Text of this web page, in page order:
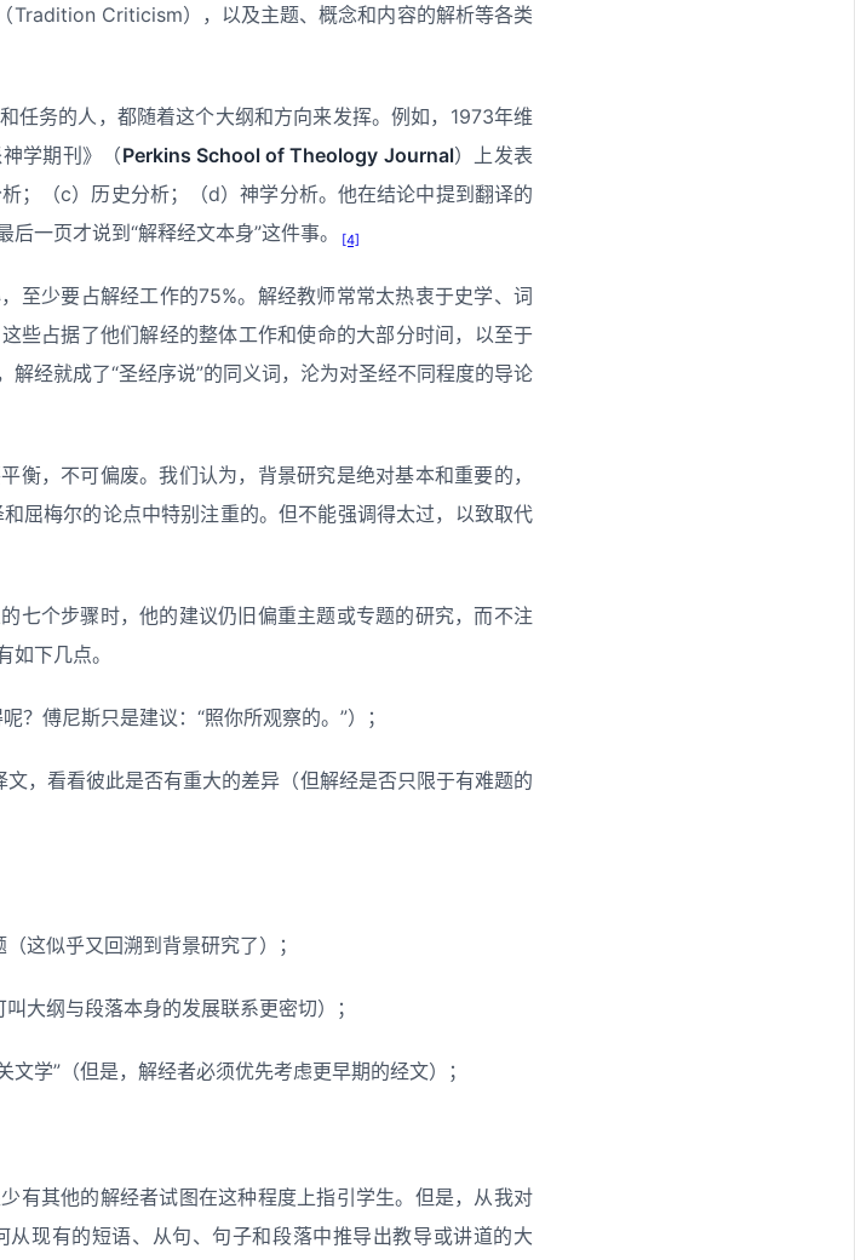
Tradition Criticism），以及主题、概念和内容的解析等各类
任务的人，都随着这个大纲和方向来发挥。例如，1973年维
学期刊》（Perkins School of Theology Journal）上发表
；（c）历史分析；（d）神学分析。他在结论中提到翻译的
一页才说到“解释经文本身”这件事。
[4]
至少要占解经工作的75%。解经教师常常太热衷于史学、词
些占据了他们解经的整体工作和使命的大部分时间，以至于
经就成了“圣经序说”的同义词，沦为对圣经不同程度的导论
衡，不可偏废。我们认为，背景研究是绝对基本和重要的，
屈梅尔的论点中特别注重的。但不能强调得太过，以致取代
七个步骤时，他的建议仍旧偏重主题或专题的研究，而不注
下几点。
？傅尼斯只是建议：“照你所观察的。”）；
，看看彼此是否有重大的差异（但解经是否只限于有难题的
这似乎又回溯到背景研究了）；
大纲与段落本身的发展联系更密切）；
文学”（但是，解经者必须优先考虑更早期的经文）；
有其他的解经者试图在这种程度上指引学生。但是，从我对
现有的短语、从句、句子和段落中推导出教导或讲道的大